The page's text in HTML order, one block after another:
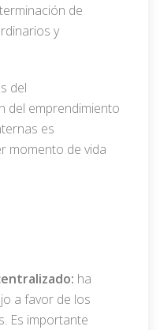
de
y
del
del emprendimiento
es
momento de vida
ha
a favor de los
Es importante